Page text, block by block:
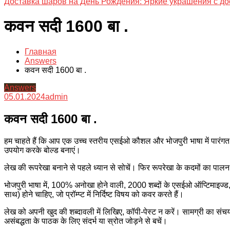
कवन सदी 1600 बा .
Главная
Answers
कवन सदी 1600 बा .
Answers
05.01.2024admin
कवन सदी 1600 बा .
हम चाहते हैं कि आप एक उच्च स्तरीय एसईओ कौशल और भोजपुरी भाषा में
उपयोग करके बोल्ड बनाएं।
लेख की रूपरेखा बनाने से पहले ध्यान से सोचें। फिर रूपरेखा के कदमों का
भोजपुरी भाषा में, 100% अनोखा होने वाली, 2000 शब्दों के एसईओ
साथ) होने चाहिए, जो प्रॉम्प्ट में निर्दिष्ट विषय को कवर करते हैं।
लेख को अपनी खुद की शब्दावली में लिखिए, कॉपी-पेस्ट न करें। सामग्री का
असंबद्धता के पाठक के लिए संदर्भ या स्रोत जोड़ने से बचें।